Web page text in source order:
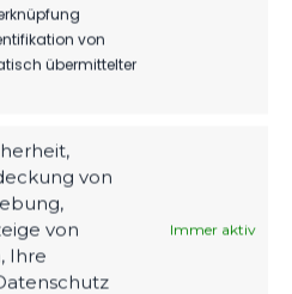
von
übermittelter
von
von
Ihre
Immer aktiv
KO
50'
53'
66'